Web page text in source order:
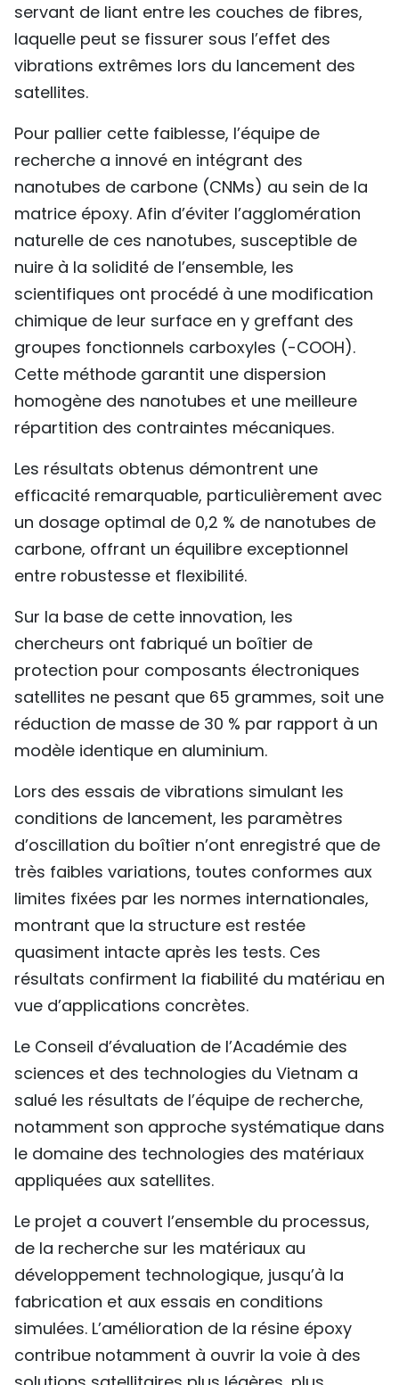
servant de liant entre les couches de fibres,
laquelle peut se fissurer sous l’effet des
vibrations extrêmes lors du lancement des
satellites.
Pour pallier cette faiblesse, l’équipe de
recherche a innové en intégrant des
nanotubes de carbone (CNMs) au sein de la
matrice époxy. Afin d’éviter l’agglomération
naturelle de ces nanotubes, susceptible de
nuire à la solidité de l’ensemble, les
scientifiques ont procédé à une modification
chimique de leur surface en y greffant des
groupes fonctionnels carboxyles (-COOH).
Cette méthode garantit une dispersion
homogène des nanotubes et une meilleure
répartition des contraintes mécaniques.
Les résultats obtenus démontrent une
efficacité remarquable, particulièrement avec
un dosage optimal de 0,2 % de nanotubes de
carbone, offrant un équilibre exceptionnel
entre robustesse et flexibilité.
Sur la base de cette innovation, les
chercheurs ont fabriqué un boîtier de
protection pour composants électroniques
satellites ne pesant que 65 grammes, soit une
réduction de masse de 30 % par rapport à un
modèle identique en aluminium.
Lors des essais de vibrations simulant les
conditions de lancement, les paramètres
d’oscillation du boîtier n’ont enregistré que de
très faibles variations, toutes conformes aux
limites fixées par les normes internationales,
montrant que la structure est restée
quasiment intacte après les tests. Ces
résultats confirment la fiabilité du matériau en
vue d’applications concrètes.
Le Conseil d’évaluation de l’Académie des
sciences et des technologies du Vietnam a
salué les résultats de l’équipe de recherche,
notamment son approche systématique dans
le domaine des technologies des matériaux
appliquées aux satellites.
Le projet a couvert l’ensemble du processus,
de la recherche sur les matériaux au
développement technologique, jusqu’à la
fabrication et aux essais en conditions
simulées. L’amélioration de la résine époxy
contribue notamment à ouvrir la voie à des